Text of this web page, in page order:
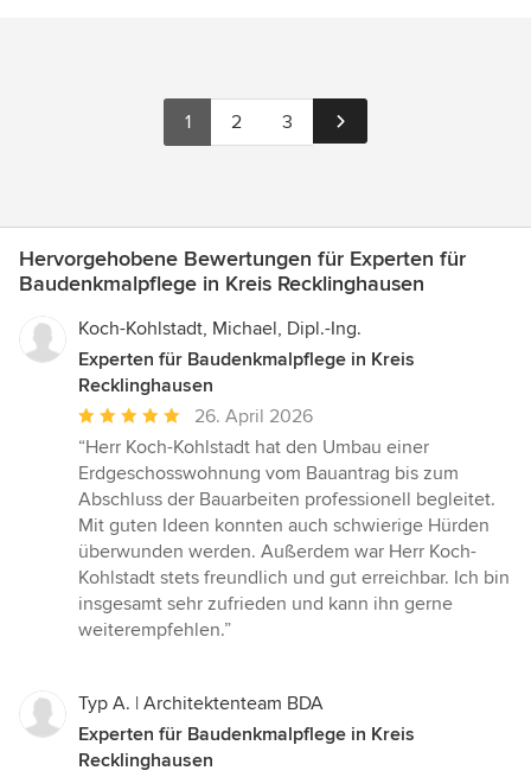
1 2 3
Hervorgehobene Bewertungen für Experten für
Baudenkmalpflege in Kreis Recklinghausen
Koch-Kohlstadt, Michael, Dipl.-Ing.
Experten für Baudenkmalpflege in Kreis
Recklinghausen
Durchschnittliche
Bewertung:
5
von
5
Sternen
26. April 2026
“Herr Koch-Kohlstadt hat den Umbau einer
Erdgeschosswohnung vom Bauantrag bis zum
Abschluss der Bauarbeiten professionell begleitet.
Mit guten Ideen konnten auch schwierige Hürden
überwunden werden. Außerdem war Herr Koch-
Kohlstadt stets freundlich und gut erreichbar. Ich bin
insgesamt sehr zufrieden und kann ihn gerne
weiterempfehlen.”
Typ A. | Architektenteam BDA
Experten für Baudenkmalpflege in Kreis
Recklinghausen